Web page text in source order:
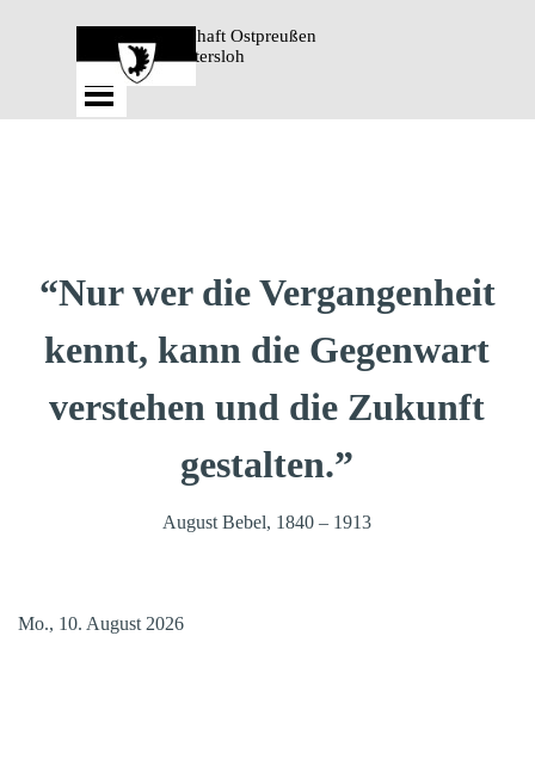
Menü überspringen
Landsmannschaft Ostpreußen
Gütersloh
“Nur wer die Vergangenheit
kennt, kann die Gegenwart
verstehen und die Zukunft
gestalten.”
August Bebel, 1840 – 1913
Mo., 10. August 2026